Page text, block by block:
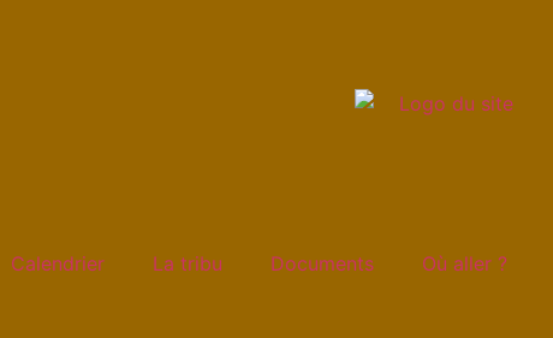
Calendrier La tribu Documents Où aller ?